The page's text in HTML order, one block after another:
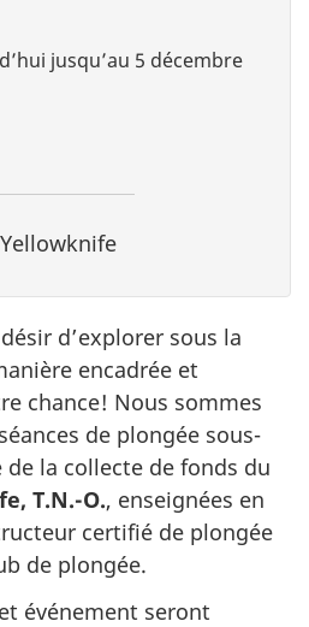
jusqu’au 5 décembre
d’explorer sous la
encadrée et
chance! Nous sommes
de plongée sous-
la collecte de fonds du
T.N.-O., enseignées en
certifié de plongée
de plongée.
événement seront